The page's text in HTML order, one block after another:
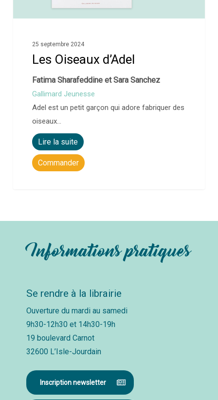
25 septembre 2024
Les Oiseaux d’Adel
Fatima Sharafeddine et Sara Sanchez
Gallimard Jeunesse
Adel est un petit garçon qui adore fabriquer des
oiseaux…
Lire la suite
Commander
Informations pratiques
Se rendre à la librairie
Ouverture du mardi au samedi
9h30-12h30 et 14h30-19h
19 boulevard Carnot
32600 L’Isle-Jourdain
Inscription newsletter